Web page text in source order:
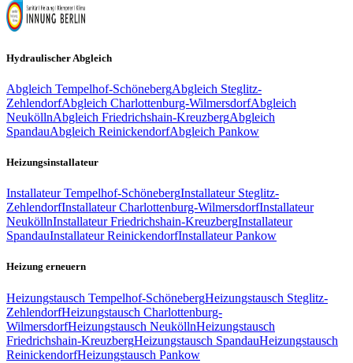
Hydraulischer Abgleich
Abgleich Tempelhof-SchönebergAbgleich Steglitz-
ZehlendorfAbgleich Charlottenburg-WilmersdorfAbgleich
NeuköllnAbgleich Friedrichshain-KreuzbergAbgleich
SpandauAbgleich ReinickendorfAbgleich Pankow
Heizungsinstallateur
InstallateurTempelhof-SchönebergInstallateur Steglitz-
ZehlendorfInstallateurCharlottenburg-WilmersdorfInstallateur
NeuköllnInstallateurFriedrichshain-KreuzbergInstallateur
SpandauInstallateurReinickendorfInstallateurPankow
Heizung erneuern
Heizungstausch Tempelhof-SchönebergHeizungstausch Steglitz-
ZehlendorfHeizungstausch Charlottenburg-
WilmersdorfHeizungstausch NeuköllnHeizungstausch
Friedrichshain-KreuzbergHeizungstausch SpandauHeizungstausch
ReinickendorfHeizungstausch Pankow